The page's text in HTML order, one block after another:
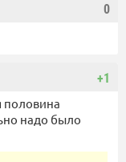
0
+1
половина
надо было